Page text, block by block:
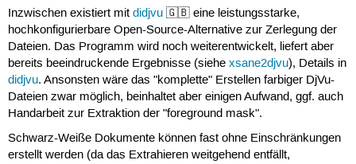
Inzwischen existiert mit didjvu🇬🇧 eine leistungsstarke,
hochkonfigurierbare Open-Source-Alternative zur Zerlegung der
Dateien. Das Programm wird noch weiterentwickelt, liefert aber
bereits beeindruckende Ergebnisse (siehe xsane2djvu), Details in
didjvu. Ansonsten wäre das "komplette" Erstellen farbiger DjVu-
Dateien zwar möglich, beinhaltet aber einigen Aufwand, ggf. auch
Handarbeit zur Extraktion der "foreground mask".
Schwarz-Weiße Dokumente können fast ohne Einschränkungen
erstellt werden (da das Extrahieren weitgehend entfällt,